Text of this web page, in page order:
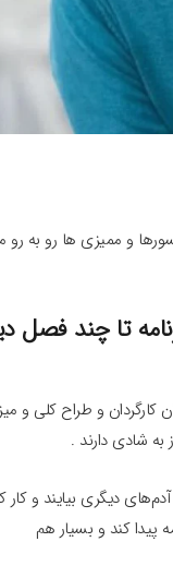
و ممیزی ها رو به رو
تا چند فصل
کارگردان و طراح کلی و
به شادی دارند .
دیگری بیایند و کار
پیدا کند و بسیار هم